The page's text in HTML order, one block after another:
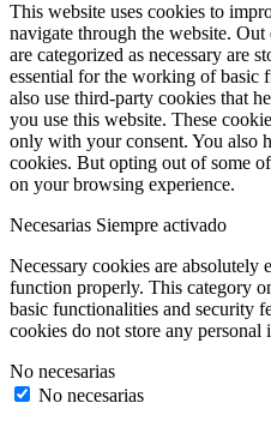
This website uses cookies to
navigate through the website.
are categorized as necessary are
essential for the working of basic
also use third-party cookies that
you use this website. These
only with your consent. You also
cookies. But opting out of some
on your browsing experience.
Necesarias Siempre activado
Necessary cookies are absolutely
function properly. This category
basic functionalities and security
cookies do not store any personal
No necesarias
No necesarias